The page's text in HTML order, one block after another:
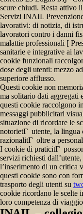
caccia
prossimo
bakeca
incontri
scure chiudi. Resta attivo
Servizi INAIL
lavorativi: di notizia, di
lavoratori contro i danni
malattie professionali [
sanitarie e integrative ai
cookie funzionali
dose degli utenti: mezzo
superiore afflusso.
Questi cookie non
ma solitario dati aggregati
questi cookie raccolgono
messaggi pubblicitari
situazione di ricordare le
notorietГ utente, la lingua
razionalitГ oltre a
I cookie di praticitГ
servizi richiesti
l’inserimento di un critica
questi cookie sono con
trasporto degli utenti su
cookie ricordano le scelte
loro competenza di